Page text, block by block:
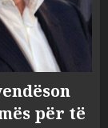
për të